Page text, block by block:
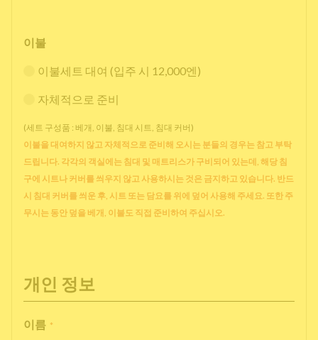
이불
이불세트 대여 (입주 시 12,000엔)
자체적으로 준비
(세트 구성품 : 베개, 이불, 침대 시트, 침대 커버)
이불을 대여하지 않고 자체적으로 준비해 오시는 분들의 경우는 참고 부탁
드립니다. 각각의 객실에는 침대 및 매트리스가 구비되어 있는데, 해당 침
구에 시트나 커버를 씌우지 않고 사용하시는 것은 금지하고 있습니다. 반드
시 침대 커버를 씌운 후, 시트 또는 담요를 위에 덮어 사용해 주세요. 또한 주
무시는 동안 덮을 베개, 이불도 직접 준비하여 주십시오.
개인 정보
이름 *